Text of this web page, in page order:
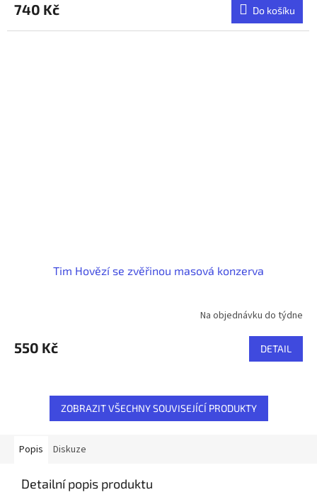
740 Kč Do košíku
Tim Hovězí se zvěřinou masová konzerva
Na objednávku do týdne
550 Kč DETAIL
ZOBRAZIT VŠECHNY SOUVISEJÍCÍ PRODUKTY
Popis Diskuze
Detailní popis produktu